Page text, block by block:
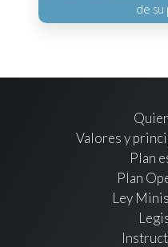
de
Valores y
Plan
Plan
Ley